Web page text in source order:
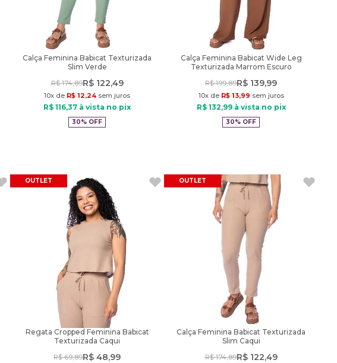
Calça Feminina Babicat Texturizada
Slim Verde
R$ 174,89R$ 122,49
10x de R$ 12,24 sem juros
R$ 116,37 à vista no pix
30% OFF
Calça Feminina Babicat Wide Leg
Texturizada Marrom Escuro
R$ 199,89R$ 139,99
10x de R$ 13,99 sem juros
R$ 132,99à vista no pix
30% OFF
OUTLET
Regata Cropped Feminina Babicat
Texturizada Caqui
R$ 69,89R$ 48,99
OUTLET
Calça Feminina Babicat Texturizada
Slim Caqui
R$ 174,89R$ 122,49